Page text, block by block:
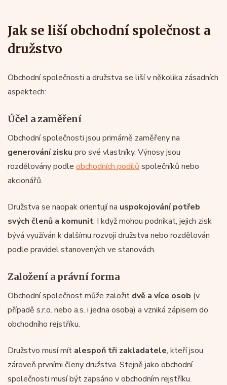
Jak se liší obchodní společnost a
družstvo
Obchodní společnosti a družstva se liší v několika zásadních
aspektech:
Účel a zaměření
Obchodní společnosti jsou primárně zaměřeny na
generování zisku pro své vlastníky. Výnosy jsou
rozdělovány podle obchodních podílů společníků nebo
akcionářů.
Družstva se naopak orientují na uspokojování potřeb
svých členů a komunit. I když mohou podnikat, jejich zisk
bývá využíván k dalšímu rozvoji družstva nebo rozdělován
podle pravidel stanovených ve stanovách.
Založení a právní forma
Obchodní společnost může založit dvě a více osob (v
případě s.r.o. nebo a.s. i jedna osoba) a vzniká zápisem do
obchodního rejstříku.
Družstvo musí mít alespoň tři zakladatele, kteří jsou
zároveň prvními členy družstva. Stejně jako obchodní
společnosti musí být zapsáno v obchodním rejstříku.